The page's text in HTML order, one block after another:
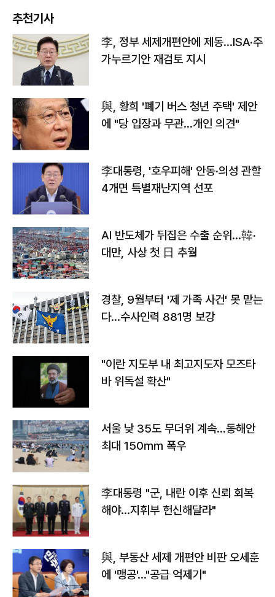
추천기사
李, 정부 세제개편안에 제동…ISA·주
가누르기안 재검토 지시
與, 황희 '폐기 버스 청년 주택' 제안
에 "당 입장과 무관…개인 의견"
李대통령, '호우피해' 안동·의성 관할
4개면 특별재난지역 선포
AI 반도체가 뒤집은 수출 순위…韓·
대만, 사상 첫 日 추월
경찰, 9월부터 '제 가족 사건' 못 맡는
다…수사인력 881명 보강
"이란 지도부 내 최고지도자 모즈타
바 위독설 확산"
서울 낮 35도 무더위 계속…동해안
최대 150㎜ 폭우
李대통령 "군, 내란 이후 신뢰 회복
해야…지휘부 헌신해달라"
與, 부동산 세제 개편안 비판 오세훈
에 '맹공'…"공급 억제기"